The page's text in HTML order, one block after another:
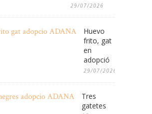
29/07/2026
Huevo
frito, gat
en
adopció
29/07/2026
Tres
gatetes